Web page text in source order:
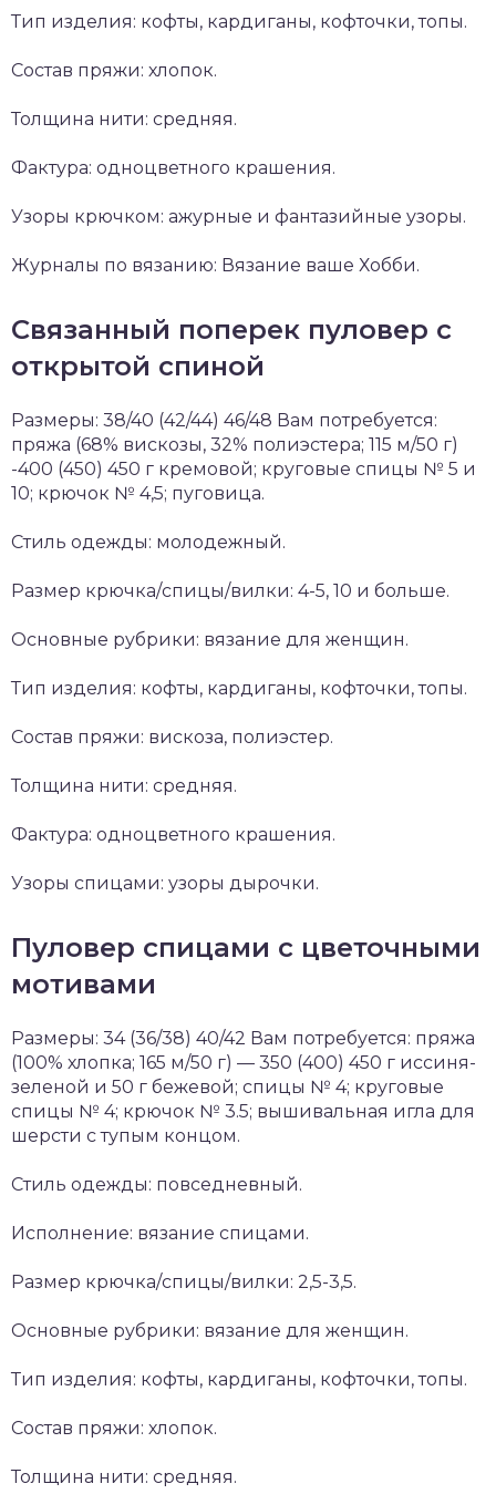
Тип изделия: кофты, кардиганы, кофточки, топы.
Состав пряжи: хлопок.
Толщина нити: средняя.
Фактура: одноцветного крашения.
Узоры крючком: ажурные и фантазийные узоры.
Журналы по вязанию: Вязание ваше Хобби.
Связанный поперек пуловер с
открытой спиной
Размеры: 38/40 (42/44) 46/48 Вам потребуется:
пряжа (68% вискозы, 32% полиэстера; 115 м/50 г)
-400 (450) 450 г кремовой; круговые спицы № 5 и
10; крючок № 4,5; пуговица.
Стиль одежды: молодежный.
Размер крючка/спицы/вилки: 4-5, 10 и больше.
Основные рубрики: вязание для женщин.
Тип изделия: кофты, кардиганы, кофточки, топы.
Состав пряжи: вискоза, полиэстер.
Толщина нити: средняя.
Фактура: одноцветного крашения.
Узоры спицами: узоры дырочки.
Пуловер спицами с цветочными
мотивами
Размеры: 34 (36/38) 40/42 Вам потребуется: пряжа
(100% хлопка; 165 м/50 г) — 350 (400) 450 г иссиня-
зеленой и 50 г бежевой; спицы № 4; круговые
спицы № 4; крючок № 3.5; вышивальная игла для
шерсти с тупым концом.
Стиль одежды: повседневный.
Исполнение: вязание спицами.
Размер крючка/спицы/вилки: 2,5-3,5.
Основные рубрики: вязание для женщин.
Тип изделия: кофты, кардиганы, кофточки, топы.
Состав пряжи: хлопок.
Толщина нити: средняя.